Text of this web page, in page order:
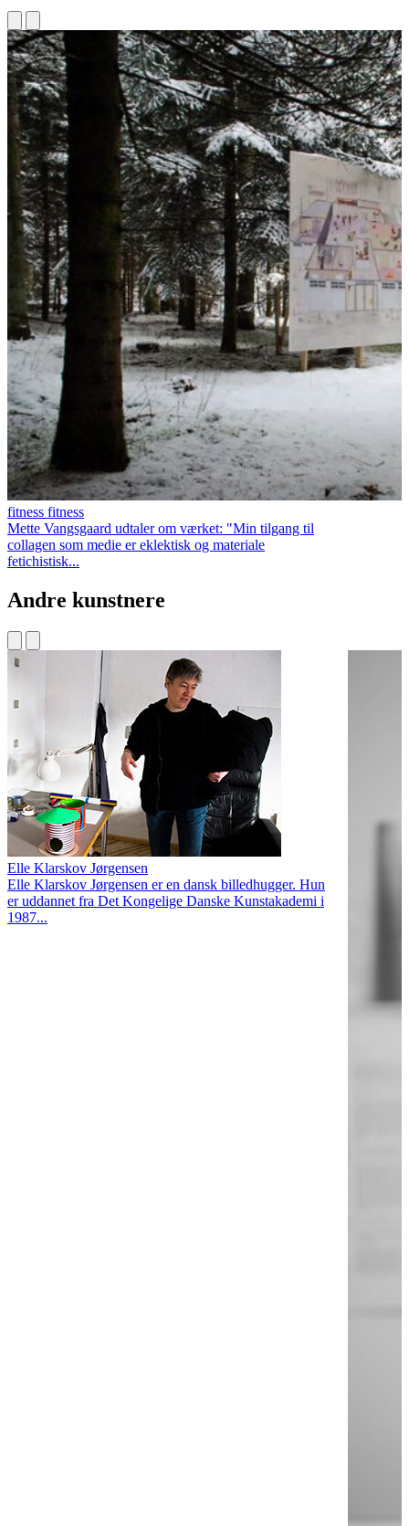
fitness fitness
Mette Vangsgaard udtaler om værket: "Min tilgang til
collagen som medie er eklektisk og materiale
fetichistisk...
Andre kunstnere
Elle Klarskov Jørgensen
Elle Klarskov Jørgensen er en dansk billedhugger. Hun
er uddannet fra Det Kongelige Danske Kunstakademi i
1987...